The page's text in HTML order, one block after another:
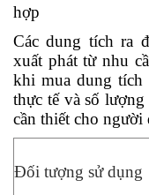
hợp
Các dung tích ra
xuất phát từ nhu
khi mua dung tích
thực tế và số
cần thiết cho người
Đối tượng sử dụng